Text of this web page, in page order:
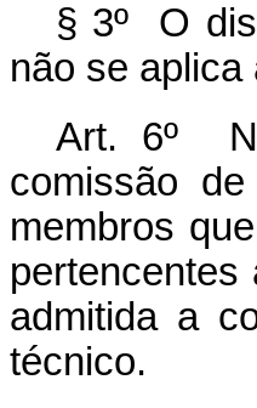
§ 3º O
não se
Art. 6º
comissão
membros
pertencentes
admitida a
técnico.